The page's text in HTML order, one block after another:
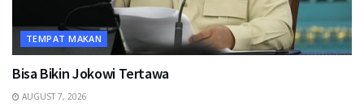
TEMPAT MAKAN
Bisa Bikin Jokowi Tertawa
AUGUST 7, 2026